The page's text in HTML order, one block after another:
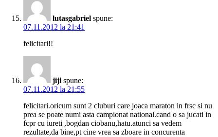
lutasgabriel spune:
07.11.2012 la 21:41
felicitari!!
jiji spune:
07.11.2012 la 21:55
felicitari.oricum sunt 2 cluburi care joaca maraton in frsc si nu
prea se poate numi asta campionat national.cand o sa jucati in
fcpr cu iureti ,bogdan ciobanu,hatu.atunci sa vedem
rezultate,da bine,pt cine vrea sa zboare in concurenta